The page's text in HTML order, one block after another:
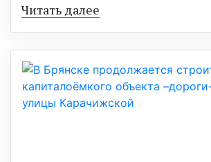
Читать далее